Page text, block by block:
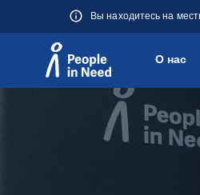
Přeskočit na obsah
Вы находитесь на
О нас